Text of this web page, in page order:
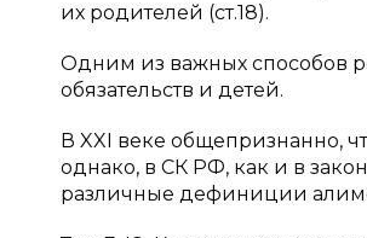
их родителей (ст.18).
Одним из важных способов
обязательств и детей.
В XXI веке общепризнанно,
однако, в СК РФ, как и в
различные дефиниции